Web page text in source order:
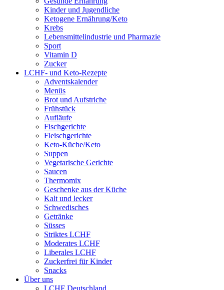
Kinder und Jugendliche
Ketogene Ernährung/Keto
Krebs
Lebensmittelindustrie und Pharmazie
Sport
Vitamin D
Zucker
LCHF- und Keto-Rezepte
Adventskalender
Menüs
Brot und Aufstriche
Frühstück
Aufläufe
Fischgerichte
Fleischgerichte
Keto-Küche/Keto
Suppen
Vegetarische Gerichte
Saucen
Thermomix
Geschenke aus der Küche
Kalt und lecker
Schwedisches
Getränke
Süsses
Striktes LCHF
Moderates LCHF
Liberales LCHF
Zuckerfrei für Kinder
Snacks
Über uns